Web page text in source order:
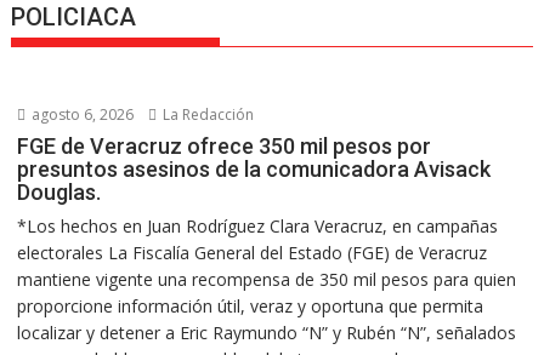
POLICIACA
agosto 6, 2026 La Redacción
FGE de Veracruz ofrece 350 mil pesos por
presuntos asesinos de la comunicadora Avisack
Douglas.
*Los hechos en Juan Rodríguez Clara Veracruz, en campañas
electorales La Fiscalía General del Estado (FGE) de Veracruz
mantiene vigente una recompensa de 350 mil pesos para quien
proporcione información útil, veraz y oportuna que permita
localizar y detener a Eric Raymundo “N” y Rubén “N”, señalados